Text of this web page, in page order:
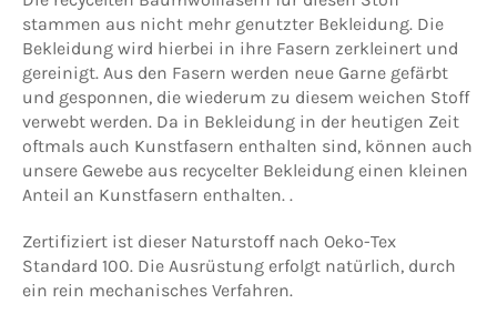
stammen aus nicht mehr genutzter Bekleidung. Die
Bekleidung wird hierbei in ihre Fasern zerkleinert und
gereinigt. Aus den Fasern werden neue Garne gefärbt
und gesponnen, die wiederum zu diesem weichen Stoff
verwebt werden. Da in Bekleidung in der heutigen Zeit
oftmals auch Kunstfasern enthalten sind, können auch
unsere Gewebe aus recycelter Bekleidung einen kleinen
Anteil an Kunstfasern enthalten. .
Zertifiziert ist dieser Naturstoff nach Oeko-Tex
Standard 100. Die Ausrüstung erfolgt natürlich, durch
ein rein mechanisches Verfahren.